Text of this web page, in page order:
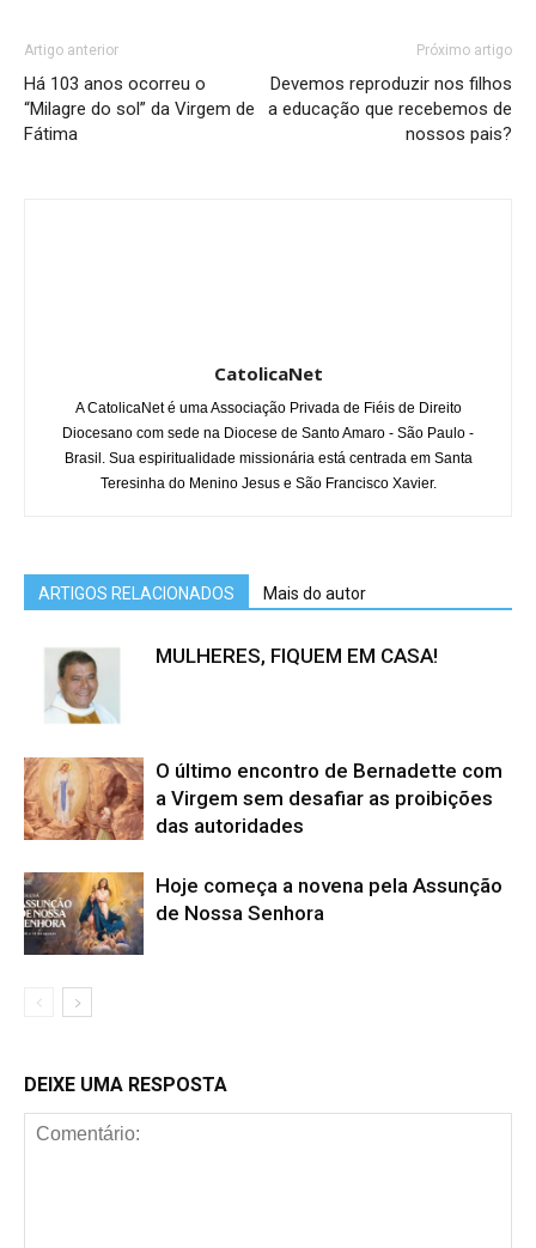
Artigo anterior
Há 103 anos ocorreu o
“Milagre do sol” da Virgem de
Fátima
Próximo artigo
Devemos reproduzir nos filhos
a educação que recebemos de
nossos pais?
CatolicaNet
A CatolicaNet é uma Associação Privada de Fiéis de Direito
Diocesano com sede na Diocese de Santo Amaro - São Paulo -
Brasil. Sua espiritualidade missionária está centrada em Santa
Teresinha do Menino Jesus e São Francisco Xavier.
ARTIGOS RELACIONADOS Mais do autor
MULHERES, FIQUEM EM CASA!
O último encontro de Bernadette com
a Virgem sem desafiar as proibições
das autoridades
Hoje começa a novena pela Assunção
de Nossa Senhora
DEIXE UMA RESPOSTA